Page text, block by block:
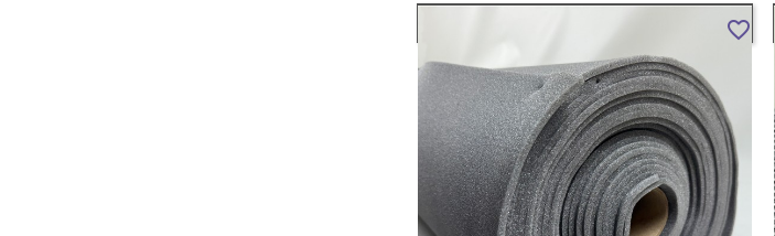
favorite_border